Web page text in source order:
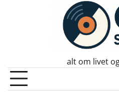
alt om livet